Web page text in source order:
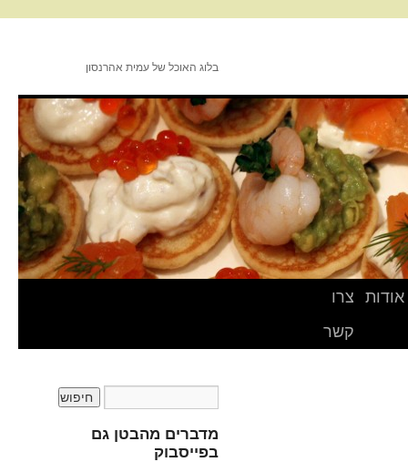
בלוג האוכל של עמית אהרנסון
אודות
צרו
קשר
מדברים מהבטן גם
בפייסבוק